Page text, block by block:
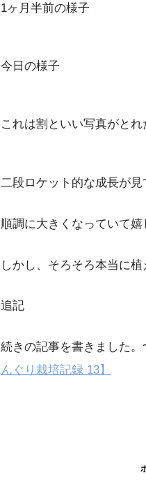
1ヶ月半前の様子
今日の様子
これは割といい写真がと
二段ロケット的な成長が
順調に大きくなっていて嬉
しかし、そろそろ本当に
追記
続きの記事を書きました。
んぐり栽培記録 13】